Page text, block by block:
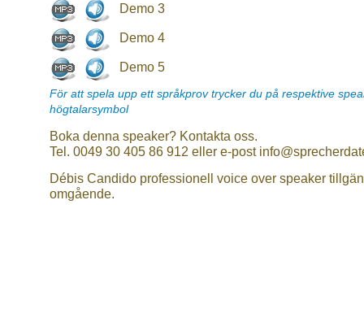
Demo 3
Demo 4
Demo 5
För att spela upp ett språkprov trycker du på respektive
högtalarsymbol
Boka denna speaker? Kontakta oss.
Tel. 0049 30 405 86 912 eller e-post
Débis Candido professionell voice over speaker
omgående.